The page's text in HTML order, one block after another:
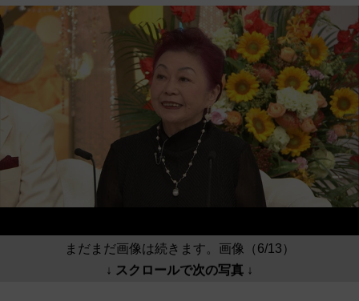
まだまだ画像は続きます。画像（6/13）
↓ スクロールで次の写真 ↓